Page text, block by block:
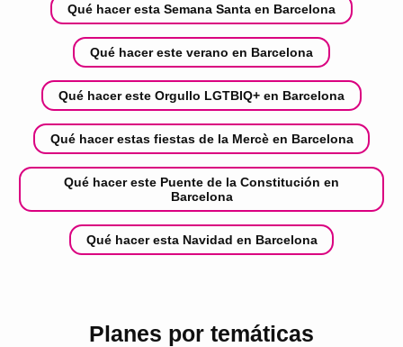
Qué hacer esta Semana Santa en Barcelona
Qué hacer este verano en Barcelona
Qué hacer este Orgullo LGTBIQ+ en Barcelona
Qué hacer estas fiestas de la Mercè en Barcelona
Qué hacer este Puente de la Constitución en
Barcelona
Qué hacer esta Navidad en Barcelona
Planes por temáticas